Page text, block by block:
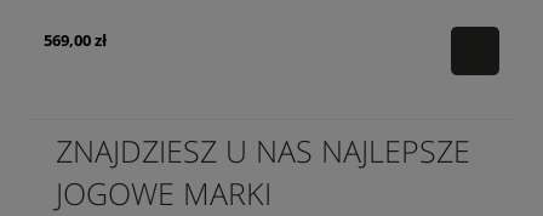
569,00 zł
ZNAJDZIESZ U NAS NAJLEPSZE
JOGOWE MARKI